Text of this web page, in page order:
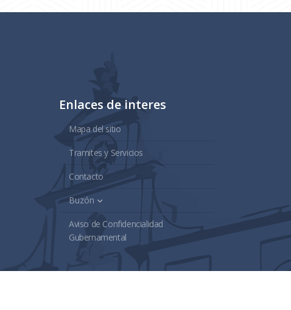
Enlaces de interes
Mapa del sitio
Tramites y Servicios
Contacto
Buzón
Aviso de Confidencialidad
Gubernamental